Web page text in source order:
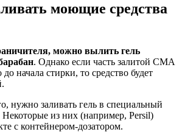
моющие средства
можно вылить гель
. Однако если часть залитой СМА
начала стирки, то средство будет
нужно заливать гель в специальный
Некоторые из них (например, Persil)
с контейнером-дозатором.